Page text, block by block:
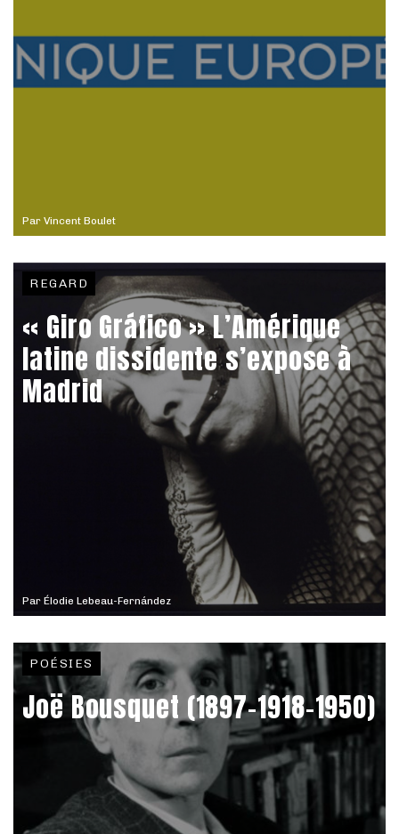
Par Vincent Boulet
Par Élodie Lebeau-Fernández
REGARD
« Giro Gráfico » L’Amérique
latine dissidente s’expose à
Madrid
POÉSIES
Joë Bousquet (1897-1918-1950)